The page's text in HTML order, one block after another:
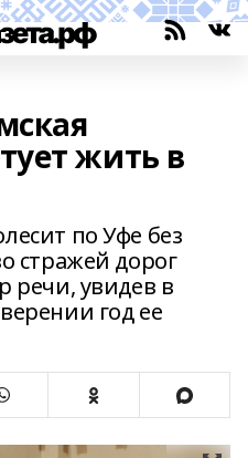
жить в
по Уфе без
стражей дорог
речи, увидев в
год ее